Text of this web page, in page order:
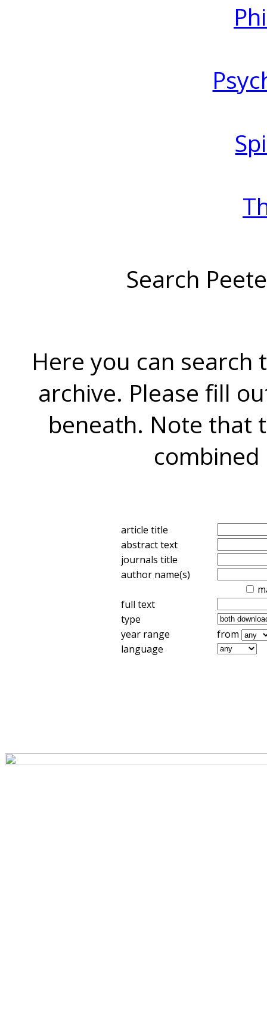
Search
Here you can search
archive. Please fill
beneath. Note that
combined
article title
abstract text
journals title
author name(s)
full text
type
year range
from
language